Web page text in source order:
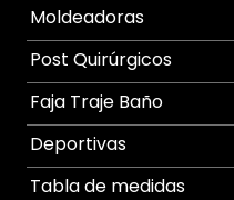
Moldeadoras
Post Quirúrgicos
Faja Traje Baño
Deportivas
Tabla de medidas